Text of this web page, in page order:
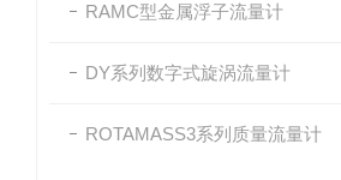
RAMC型金属浮子流量计
DY系列数字式旋涡流量计
ROTAMASS3系列质量流量计